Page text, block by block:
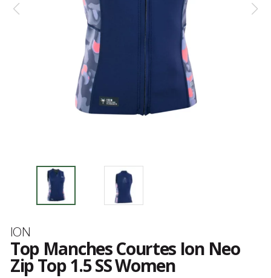
Marque
ION
Top Manches Courtes Ion Neo
Zip Top 1.5 SS Women